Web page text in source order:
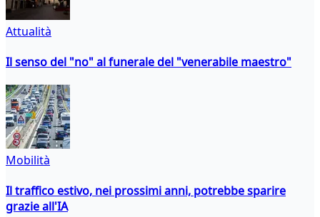
Attualità
Il senso del "no" al funerale del "venerabile maestro"
Mobilità
Il traffico estivo, nei prossimi anni, potrebbe sparire
grazie all'IA